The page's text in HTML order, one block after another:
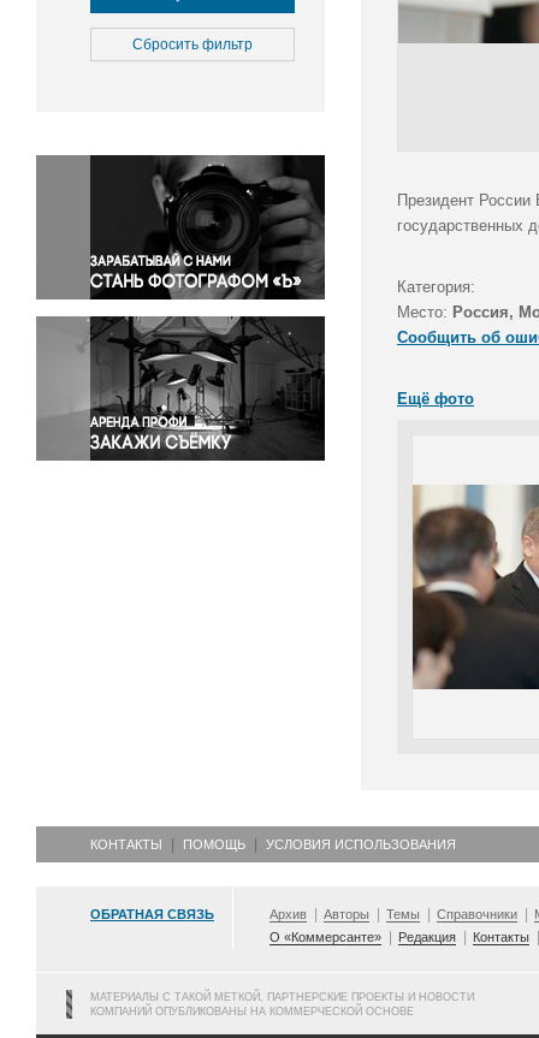
Культура
Медицина
Окружающая среда
Политика
Правосудие
Происшествия и конфликты
Религия
Светская жизнь
Спорт
Экология
Экономика и бизнес
Сбросить фильтр
Президент
государственных
Категория:
Место: Россия,
Сообщить об
Ещё фото
КОНТАКТЫ ПОМОЩЬ УСЛОВИЯ ИСПОЛЬЗОВАНИЯ
ОБРАТНАЯ СВЯЗЬ Архив Авторы Темы Справочники
О «Коммерсанте»
Редакция Контакты
МАТЕРИАЛЫ С ТАКОЙ МЕТКОЙ, ПАРТНЕРСКИЕ ПРОЕКТЫ И НОВОСТИ
КОМПАНИЙ ОПУБЛИКОВАНЫ НА КОММЕРЧЕСКОЙ ОСНОВЕ